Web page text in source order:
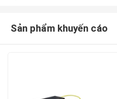
Sản phẩm khuyến cáo